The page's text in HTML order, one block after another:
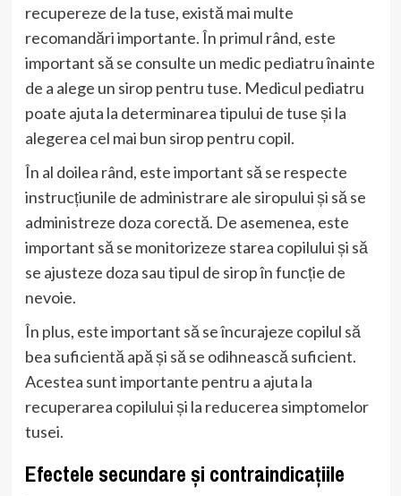
recupereze de la tuse, există mai multe
recomandări importante. În primul rând, este
important să se consulte un medic pediatru înainte
de a alege un sirop pentru tuse. Medicul pediatru
poate ajuta la determinarea tipului de tuse și la
alegerea cel mai bun sirop pentru copil.
În al doilea rând, este important să se respecte
instrucțiunile de administrare ale siropului și să se
administreze doza corectă. De asemenea, este
important să se monitorizeze starea copilului și să
se ajusteze doza sau tipul de sirop în funcție de
nevoie.
În plus, este important să se încurajeze copilul să
bea suficientă apă și să se odihnească suficient.
Acestea sunt importante pentru a ajuta la
recuperarea copilului și la reducerea simptomelor
tusei.
Efectele secundare și contraindicațiile